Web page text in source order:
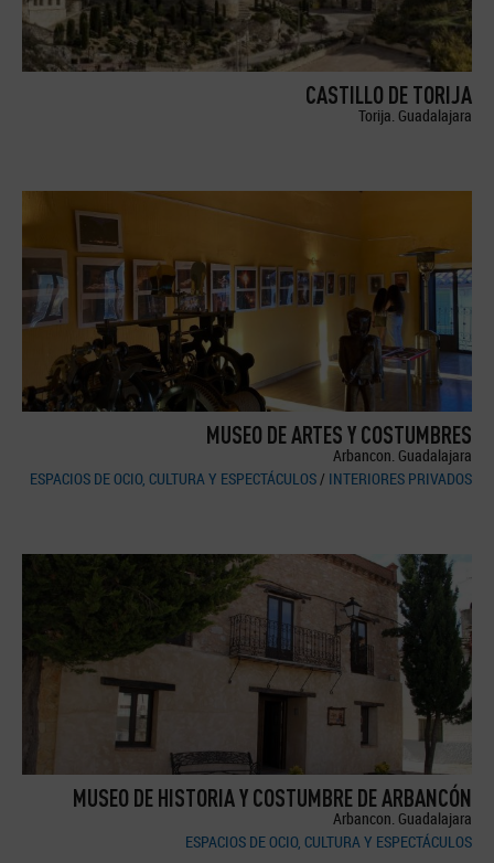
CASTILLO DE TORIJA
Torija. Guadalajara
MUSEO DE ARTES Y COSTUMBRES
Arbancon. Guadalajara
ESPACIOS DE OCIO, CULTURA Y ESPECTÁCULOS/ INTERIORES PRIVADOS
MUSEO DE HISTORIA Y COSTUMBRE DE ARBANCÓN
Arbancon. Guadalajara
ESPACIOS DE OCIO, CULTURA Y ESPECTÁCULOS